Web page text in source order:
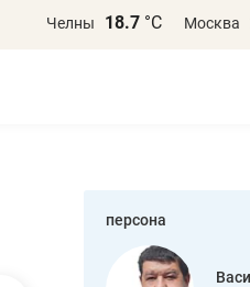
Челны 18.7 °С Москва
персона
Василь